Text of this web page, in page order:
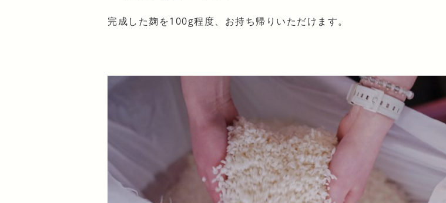
完成した麹を100g程度、お持ち帰りいただけます。